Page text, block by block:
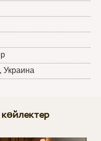
, Украина